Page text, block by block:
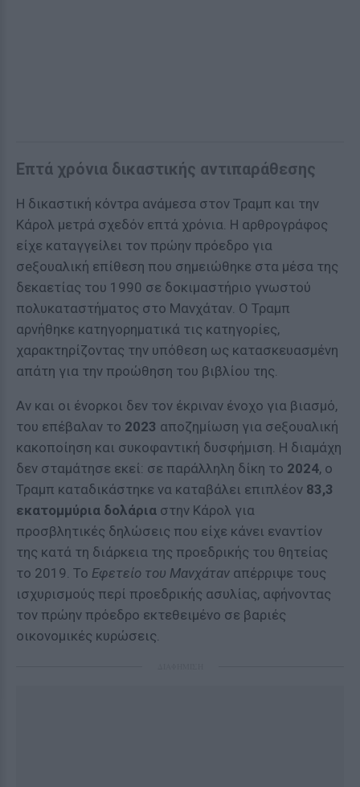
Επτά χρόνια δικαστικής αντιπαράθεσης
Η δικαστική κόντρα ανάμεσα στον Τραμπ και την
Κάρολ μετρά σχεδόν επτά χρόνια. Η αρθρογράφος
είχε καταγγείλει τον πρώην πρόεδρο για
σeξουαλική επίθεση που σημειώθηκε στα μέσα της
δεκαετίας του 1990 σε δοκιμαστήριο γνωστού
πολυκαταστήματος στο Μανχάταν. Ο Τραμπ
αρνήθηκε κατηγορηματικά τις κατηγορίες,
χαρακτηρίζοντας την υπόθεση ως κατασκευασμένη
απάτη για την προώθηση του βιβλίου της.
Αν και οι ένορκοι δεν τον έκριναν ένοχο για βιασμό,
του επέβαλαν το 2023 αποζημίωση για σeξουαλική
κακοποίηση και συκοφαντική δυσφήμιση. Η διαμάχη
δεν σταμάτησε εκεί: σε παράλληλη δίκη το 2024, ο
Τραμπ καταδικάστηκε να καταβάλει επιπλέον 83,3
εκατομμύρια δολάρια στην Κάρολ για
προσβλητικές δηλώσεις που είχε κάνει εναντίον
της κατά τη διάρκεια της προεδρικής του θητείας
το 2019. Το Εφετείο του Μανχάταν απέρριψε τους
ισχυρισμούς περί προεδρικής ασυλίας, αφήνοντας
τον πρώην πρόεδρο εκτεθειμένο σε βαριές
οικονομικές κυρώσεις.